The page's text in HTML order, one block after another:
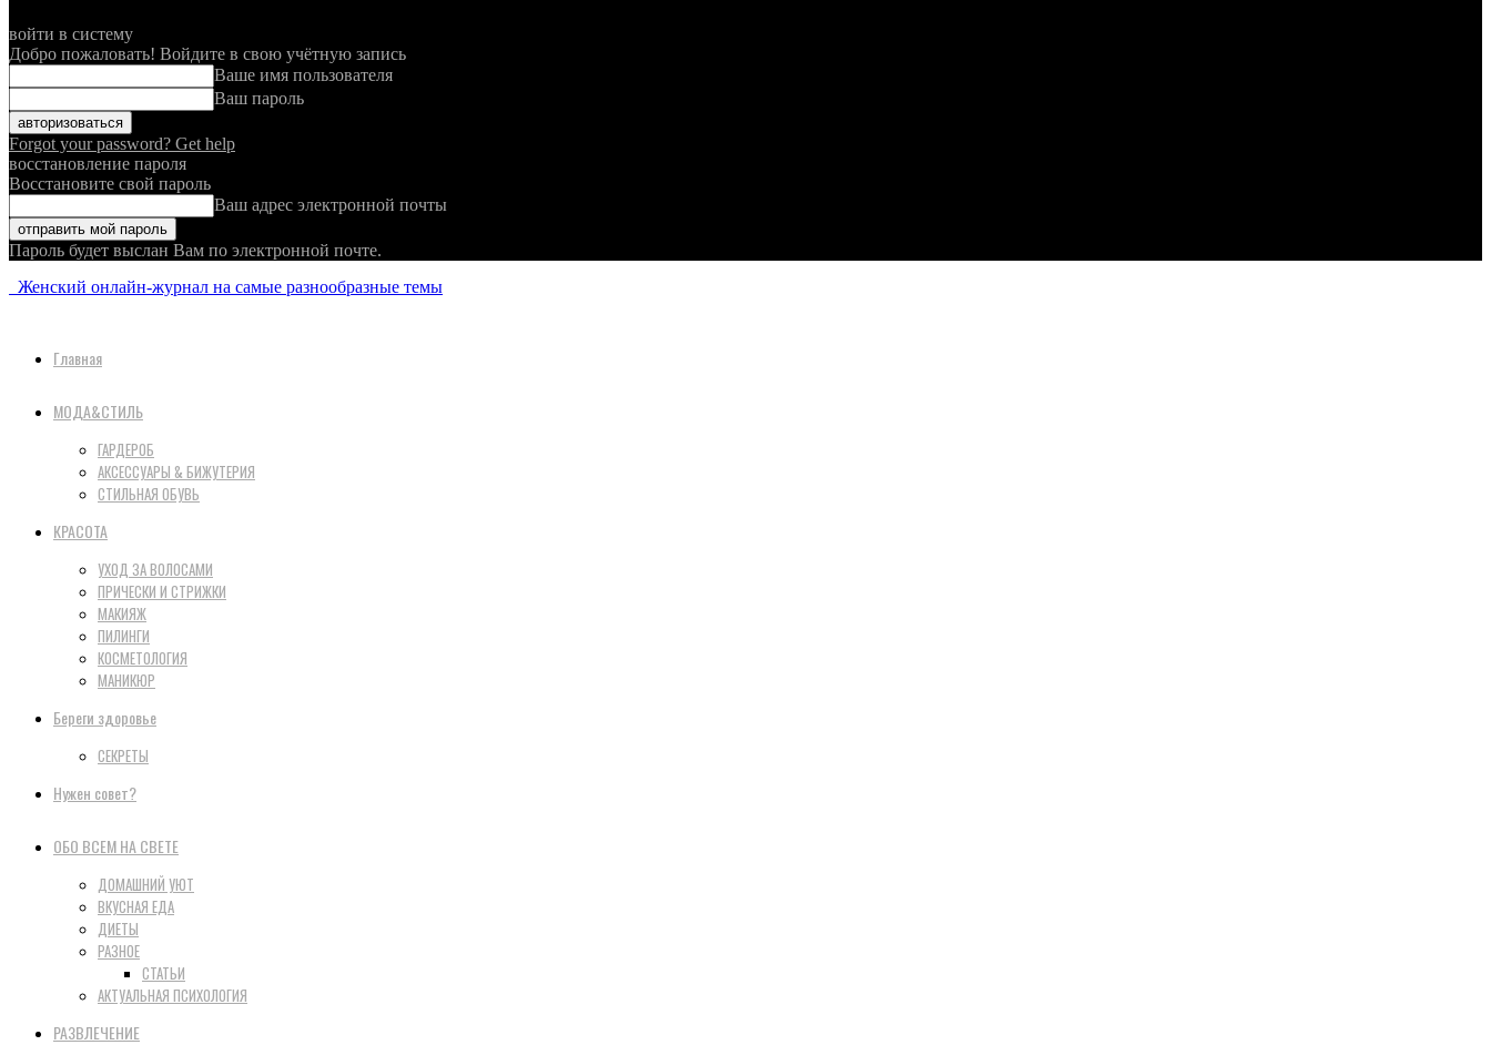
войти в систему
Добро пожаловать! Войдите в свою учётную запись
Ваше имя пользователя
Ваш пароль
Forgot your password? Get help
восстановление пароля
Восстановите свой пароль
Ваш адрес электронной почты
Пароль будет выслан Вам по электронной почте.
Женский онлайн-журнал на самые разнообразные темы
Главная
МОДА&СТИЛЬ
ГАРДЕРОБ
АКСЕССУАРЫ & БИЖУТЕРИЯ
СТИЛЬНАЯ ОБУВЬ
КРАСОТА
УХОД ЗА ВОЛОСАМИ
ПРИЧЕСКИ И СТРИЖКИ
МАКИЯЖ
ПИЛИНГИ
КОСМЕТОЛОГИЯ
МАНИКЮР
Береги здоровье
СЕКРЕТЫ
Нужен совет?
ОБО ВСЕМ НА СВЕТЕ
ДОМАШНИЙ УЮТ
ВКУСНАЯ ЕДА
ДИЕТЫ
РАЗНОЕ
СТАТЬИ
АКТУАЛЬНАЯ ПСИХОЛОГИЯ
РАЗВЛЕЧЕНИЕ